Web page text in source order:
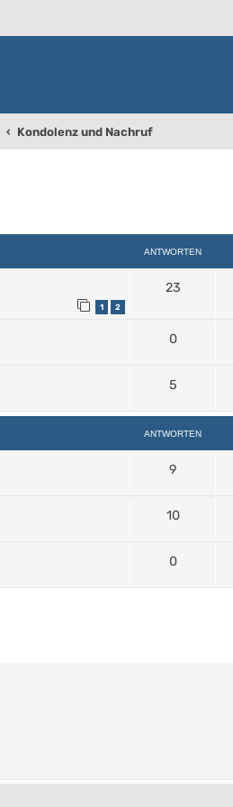
Kondolenz und Nachruf
ANTWORTEN
1 2
23
0
5
ANTWORTEN
9
10
0